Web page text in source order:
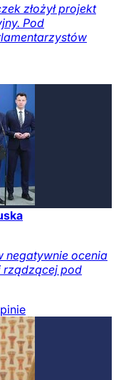
złożył projekt
Pod
negatywnie ocenia
rządzącej pod